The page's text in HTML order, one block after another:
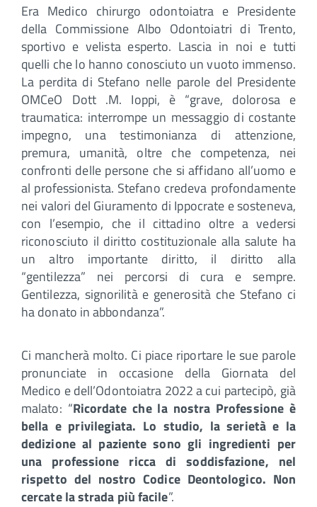
Era Medico chirurgo odontoiatra e Presidente
della Commissione Albo Odontoiatri di Trento,
sportivo e velista esperto. Lascia in noi e tutti
quelli che lo hanno conosciuto un vuoto immenso.
La perdita di Stefano nelle parole del Presidente
OMCeO Dott .M. Ioppi, è “grave, dolorosa e
traumatica: interrompe un messaggio di costante
impegno, una testimonianza di attenzione,
premura, umanità, oltre che competenza, nei
confronti delle persone che si affidano all’uomo e
al professionista. Stefano credeva profondamente
nei valori del Giuramento di Ippocrate e sosteneva,
con l’esempio, che il cittadino oltre a vedersi
riconosciuto il diritto costituzionale alla salute ha
un altro importante diritto, il diritto alla
“gentilezza” nei percorsi di cura e sempre.
Gentilezza, signorilità e generosità che Stefano ci
ha donato in abbondanza”.
Ci mancherà molto. Ci piace riportare le sue parole
pronunciate in occasione della Giornata del
Medico e dell’Odontoiatra 2022 a cui partecipò, già
malato: “Ricordate che la nostra Professione è
bella e privilegiata. Lo studio, la serietà e la
dedizione al paziente sono gli ingredienti per
una professione ricca di soddisfazione, nel
rispetto del nostro Codice Deontologico. Non
cercate la strada più facile”.